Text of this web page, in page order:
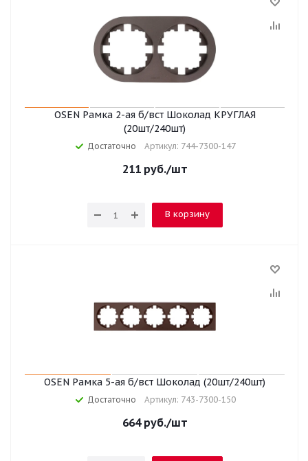
OSEN Рамка 2-ая б/вст Шоколад КРУГЛАЯ
(20шт/240шт)
Достаточно Артикул: 744-7300-147
211руб./шт
В корзину
OSEN Рамка 5-ая б/вст Шоколад (20шт/240шт)
Достаточно Артикул: 743-7300-150
664руб./шт